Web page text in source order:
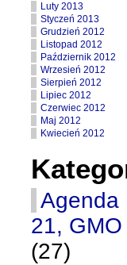
Luty 2013
Styczeń 2013
Grudzień 2012
Listopad 2012
Październik 2012
Wrzesień 2012
Sierpień 2012
Lipiec 2012
Czerwiec 2012
Maj 2012
Kwiecień 2012
Agenda
21, GMO
(27)